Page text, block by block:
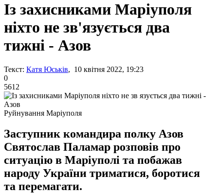
Із захисниками Маріуполя
ніхто не зв'язується два
тижні - Азов
Текст: Катя Юськів, 10 квітня 2022, 19:23
0
5612
Руйнування Маріуполя
Заступник командира полку Азов
Святослав Паламар розповів про
ситуацію в Маріуполі та побажав
народу України триматися, боротися
та перемагати.